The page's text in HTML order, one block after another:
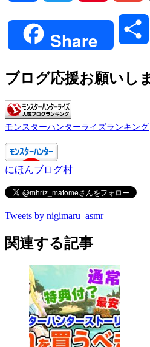
Share
ブログ応援お願いし
モンスターハンターライズランキング
にほんブログ村
Tweets by nigimaru_asmr
関連する記事